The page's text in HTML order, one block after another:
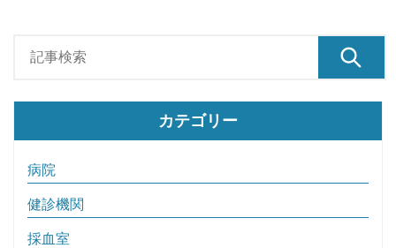
カテゴリー
病院
健診機関
採血室